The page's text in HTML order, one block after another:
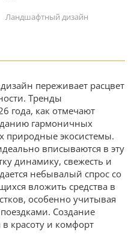
Ландшафтный дизайн
переживает расцвет
Тренды
года, как отмечают
гармоничных
природные экосистемы.
вписываются в эту
динамику, свежесть и
небывалый спрос со
вложить средства в
особенно учитывая
Создание
красоту и комфорт